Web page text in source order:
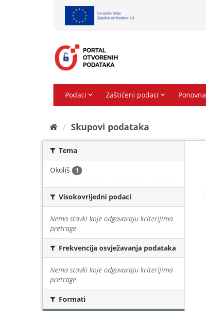
Skupovi podаtаkа
Tema
Okoliš 1
Visokovrijedni podaci
Nema stavki koje odgovaraju kriterijima
pretrage
Frekvencija osvježavanja podataka
Nema stavki koje odgovaraju kriterijima
pretrage
Formati